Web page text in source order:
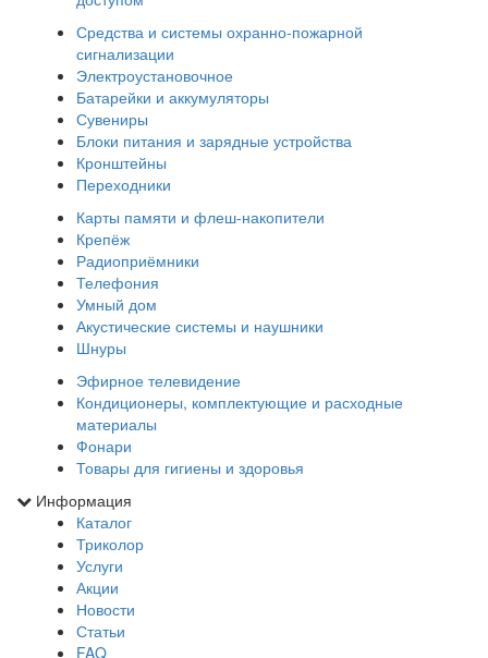
Средства и системы охранно-пожарной
сигнализации
Электроустановочное
Батарейки и аккумуляторы
Сувениры
Блоки питания и зарядные устройства
Кронштейны
Переходники
Карты памяти и флеш-накопители
Крепёж
Радиоприёмники
Телефония
Умный дом
Акустические системы и наушники
Шнуры
Эфирное телевидение
Кондиционеры, комплектующие и расходные
материалы
Фонари
Товары для гигиены и здоровья
Информация
Каталог
Триколор
Услуги
Акции
Новости
Статьи
FAQ